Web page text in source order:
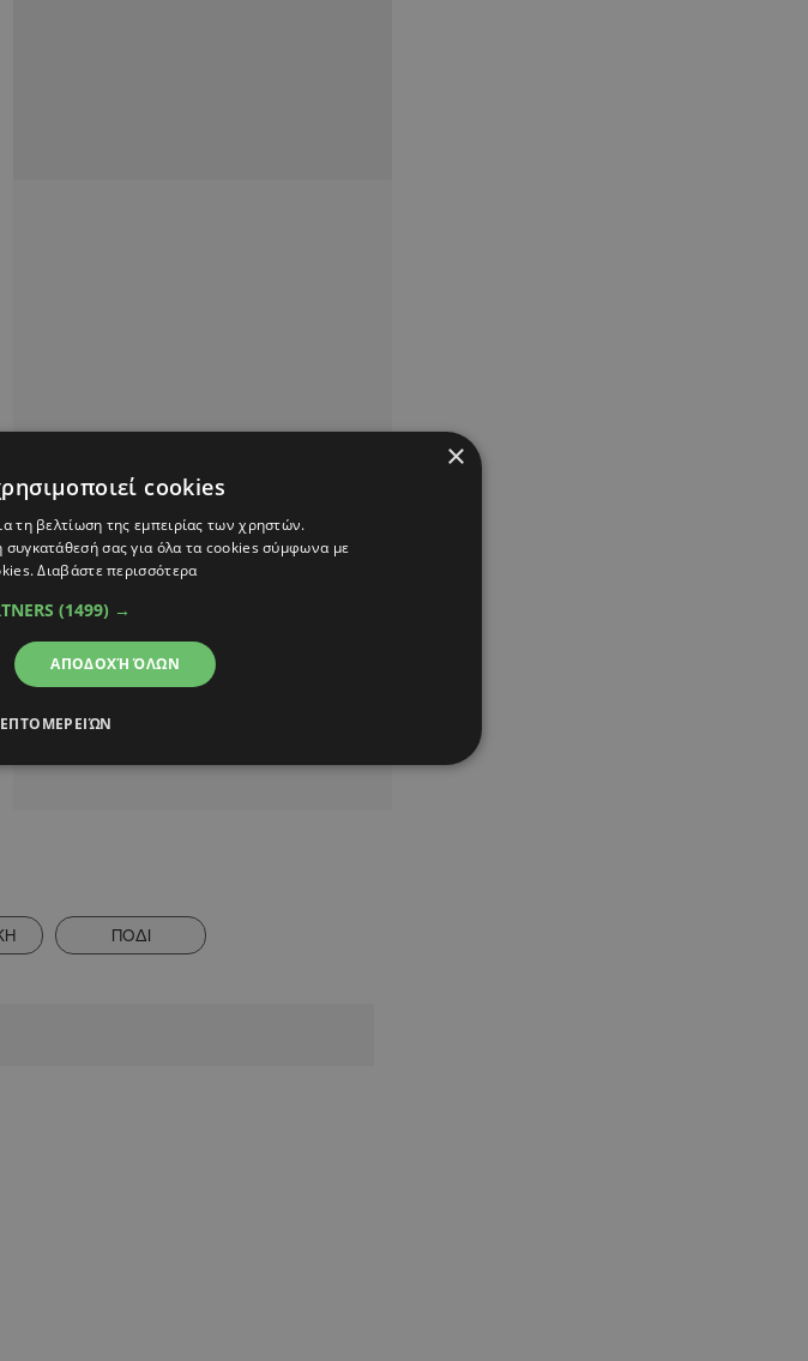
ΠΟΔΙ
×
cookies
τη βελτίωση της εμπειρίας των χρηστών.
σας για όλα τα cookies σύμφωνα με
Διαβάστε περισσότερα
(1499) →
ΑΠΟΔΟΧΉ ΌΛΩΝ